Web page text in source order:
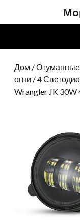
Дом /Отуманные
огни / 4
Wrangler JK 30W